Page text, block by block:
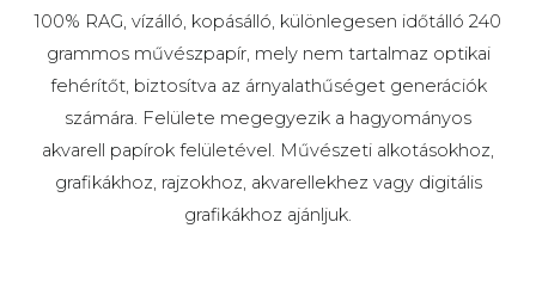
100% RAG, vízálló, kopásálló, különlegesen időtálló 240
grammos művészpapír, mely nem tartalmaz optikai
fehérítőt, biztosítva az árnyalathűséget generációk
számára. Felülete megegyezik a hagyományos
akvarell papírok felületével. Művészeti alkotásokhoz,
grafikákhoz, rajzokhoz, akvarellekhez vagy digitális
grafikákhoz ajánljuk.